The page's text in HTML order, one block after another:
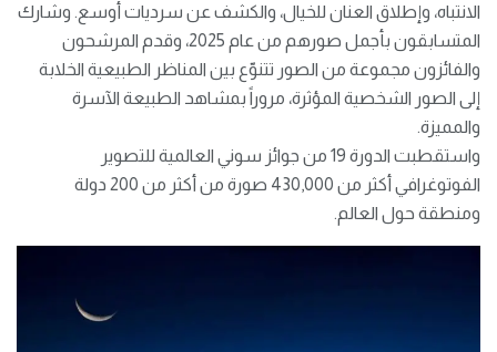
الانتباه، وإطلاق العنان للخيال، والكشف عن سرديات أوسع. وشارك
المتسابقون بأجمل صورهم من عام 2025، وقدم المرشحون
والفائزون مجموعة من الصور تتنوّع بين المناظر الطبيعية الخلابة
إلى الصور الشخصية المؤثرة، مروراً بمشاهد الطبيعة الآسرة
والمميزة.
واستقطبت الدورة 19 من جوائز سوني العالمية للتصوير
الفوتوغرافي أكثر من 430,000 صورة من أكثر من 200 دولة
ومنطقة حول العالم.